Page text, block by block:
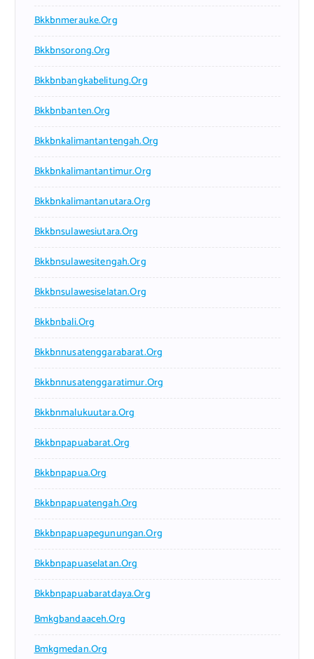
Bkkbnmerauke.org
Bkkbnsorong.org
Bkkbnbangkabelitung.org
Bkkbnbanten.org
Bkkbnkalimantantengah.org
Bkkbnkalimantantimur.org
Bkkbnkalimantanutara.org
Bkkbnsulawesiutara.org
Bkkbnsulawesitengah.org
Bkkbnsulawesiselatan.org
Bkkbnbali.org
Bkkbnnusatenggarabarat.org
Bkkbnnusatenggaratimur.org
Bkkbnmalukuutara.org
Bkkbnpapuabarat.org
Bkkbnpapua.org
Bkkbnpapuatengah.org
Bkkbnpapuapegunungan.org
Bkkbnpapuaselatan.org
Bkkbnpapuabaratdaya.org
Bmkgbandaaceh.org
Bmkgmedan.org